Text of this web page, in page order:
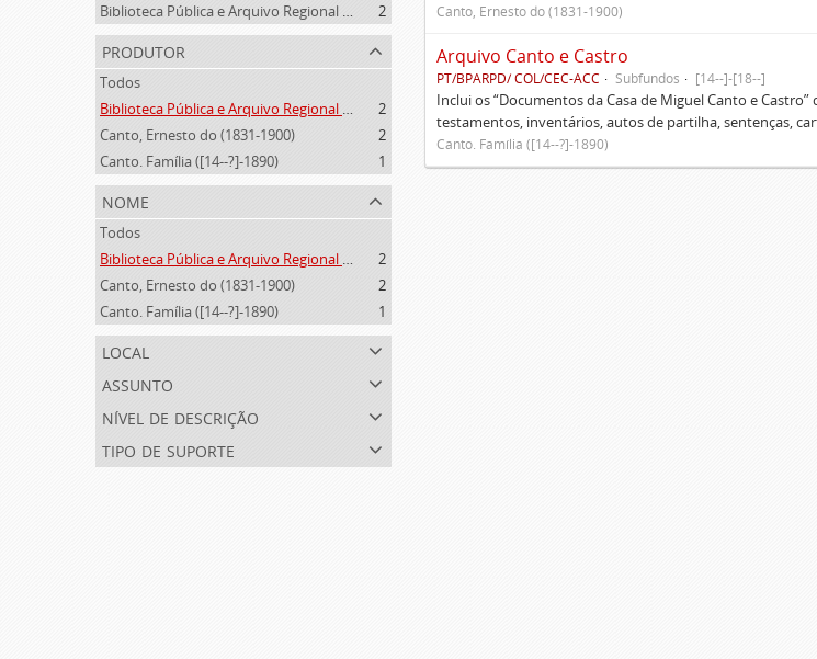
Biblioteca Pública e Arquivo Regional de Ponta Delgada
2
produtor
Todos
Biblioteca Pública e Arquivo Regional de Ponta Delgada (1841- )
2
Canto, Ernesto do (1831-1900)
2
Canto. Família ([14--?]-1890)
1
nome
Todos
Biblioteca Pública e Arquivo Regional de Ponta Delgada (1841- )
2
Canto, Ernesto do (1831-1900)
2
Canto. Família ([14--?]-1890)
1
local
assunto
nível de descrição
tipo de suporte
Canto, Ernesto do (1831-1900)
Arquivo Canto e Castro
PT/BPARPD/ COL/CEC-ACC Subfundos [14--]-[18--]
Inclui os “Documentos da Casa de Miguel Canto e
testamentos, inventários, autos de partilha, sentenças,
Canto. Família ([14--?]-1890)